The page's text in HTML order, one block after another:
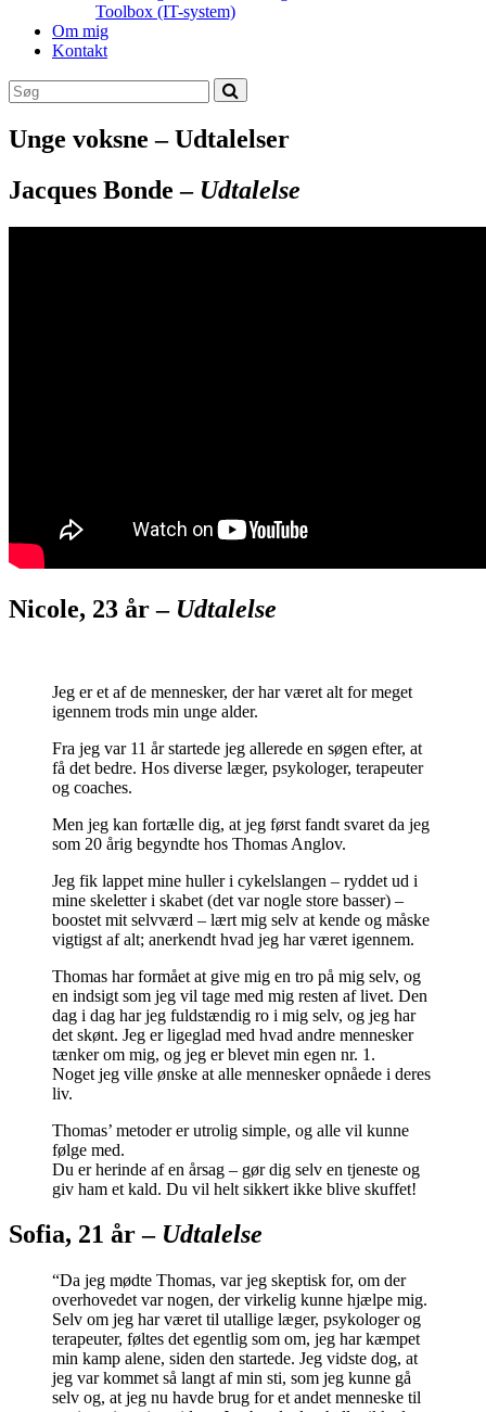
Toolbox (IT-system)
Om mig
Kontakt
Unge voksne – Udtalelser
Jacques Bonde – Udtalelse
Nicole, 23 år – Udtalelse
Jeg er et af de mennesker, der har været alt for meget
igennem trods min unge alder.
Fra jeg var 11 år startede jeg allerede en søgen efter, at
få det bedre. Hos diverse læger, psykologer, terapeuter
og coaches.
Men jeg kan fortælle dig, at jeg først fandt svaret da jeg
som 20 årig begyndte hos Thomas Anglov.
Jeg fik lappet mine huller i cykelslangen – ryddet ud i
mine skeletter i skabet (det var nogle store basser) –
boostet mit selvværd – lært mig selv at kende og måske
vigtigst af alt; anerkendt hvad jeg har været igennem.
Thomas har formået at give mig en tro på mig selv, og
en indsigt som jeg vil tage med mig resten af livet. Den
dag i dag har jeg fuldstændig ro i mig selv, og jeg har
det skønt. Jeg er ligeglad med hvad andre mennesker
tænker om mig, og jeg er blevet min egen nr. 1.
Noget jeg ville ønske at alle mennesker opnåede i deres
liv.
Thomas’ metoder er utrolig simple, og alle vil kunne
følge med.
Du er herinde af en årsag – gør dig selv en tjeneste og
giv ham et kald. Du vil helt sikkert ikke blive skuffet!
Sofia, 21 år – Udtalelse
“Da jeg mødte Thomas, var jeg skeptisk for, om der
overhovedet var nogen, der virkelig kunne hjælpe mig.
Selv om jeg har været til utallige læger, psykologer og
terapeuter, føltes det egentlig som om, jeg har kæmpet
min kamp alene, siden den startede. Jeg vidste dog, at
jeg var kommet så langt af min sti, som jeg kunne gå
selv og, at jeg nu havde brug for et andet menneske til